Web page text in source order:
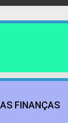
FINANÇAS